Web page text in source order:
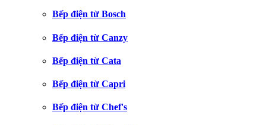
Bếp điện từ Bosch
Bếp điện từ Canzy
Bếp điện từ Cata
Bếp điện từ Capri
Bếp điện từ Chef's